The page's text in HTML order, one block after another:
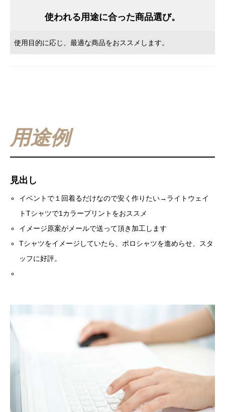
使われる用途に合った商品選び。
使用目的に応じ、最適な商品をおススメします。
用途例
見出し
イベントで１回着るだけなので安く作りたい→ライトウェイ
トTシャツで1カラープリントをおススメ
イメージ原案がメールで送って頂き加工します
Tシャツをイメージしていたら、ポロシャツを進めらせ、スタ
ッフに好評。